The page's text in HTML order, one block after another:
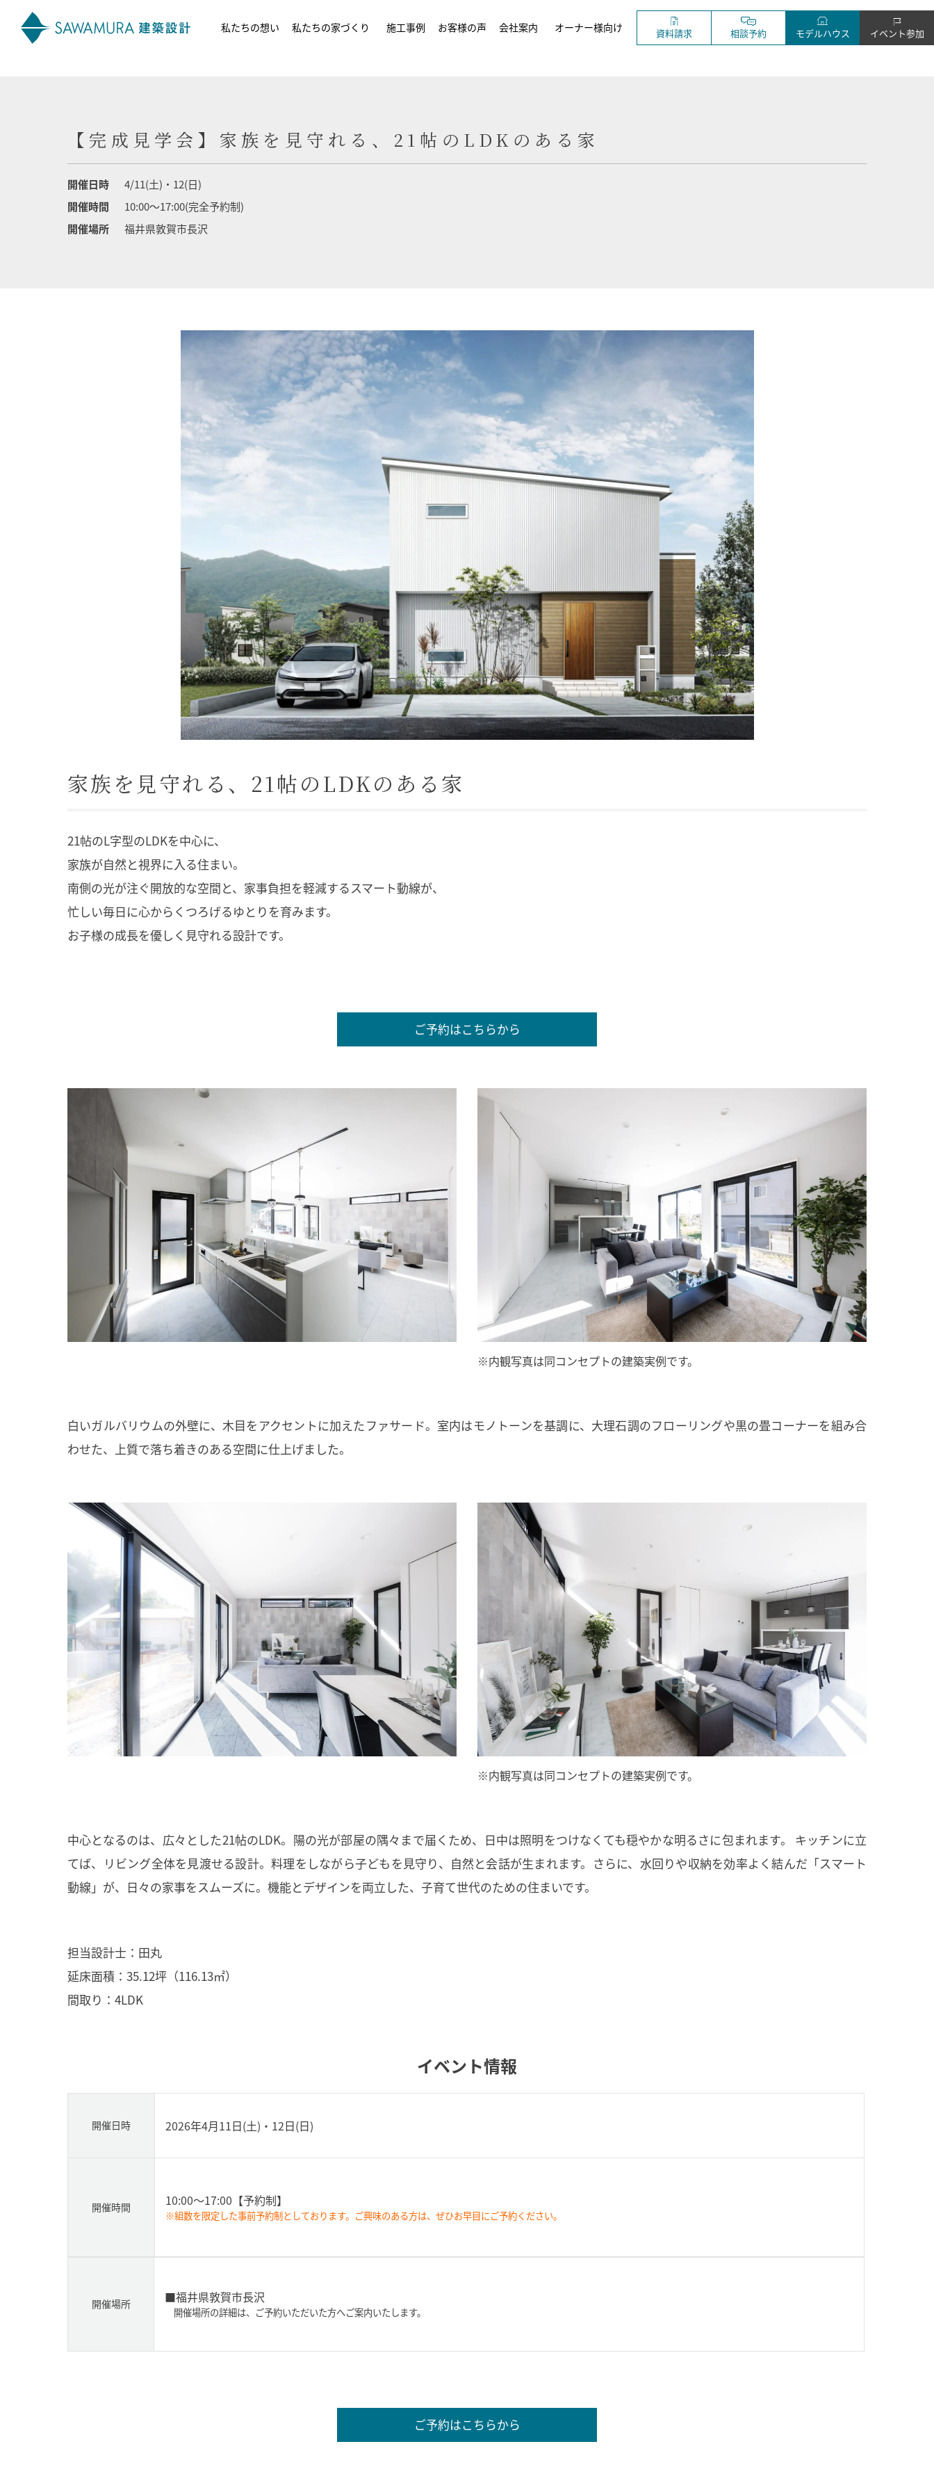
私たちの想い 私たちの家づくり 施工事例 お客様の声 会社案内 オーナー様向け 資料請求 相談予約 モデルハウス イベント参加
【完成見学会】家族を見守れる、21帖のLDKのある家
開催日時
4/11(土)・12(日)
開催時間
10:00～17:00(完全予約制)
開催場所
福井県敦賀市長沢
家族を見守れる、21帖のLDKのある家
21帖のL字型のLDKを中心に、
家族が自然と視界に入る住まい。
南側の光が注ぐ開放的な空間と、家事負担を軽減するスマート動線が、
忙しい毎日に心からくつろげるゆとりを育みます。
お子様の成長を優しく見守れる設計です。
ご予約はこちらから
※内観写真は同コンセプトの建築実例です。
白いガルバリウムの外壁に、木目をアクセントに加えたファサード。室内はモノトーンを基調に、大理石調のフローリングや黒の畳コーナーを組み合
わせた、上質で落ち着きのある空間に仕上げました。
※内観写真は同コンセプトの建築実例です。
中心となるのは、広々とした21帖のLDK。陽の光が部屋の隅々まで届くため、日中は照明をつけなくても穏やかな明るさに包まれます。 キッチンに立
てば、リビング全体を見渡せる設計。料理をしながら子どもを見守り、自然と会話が生まれます。さらに、水回りや収納を効率よく結んだ「スマート
動線」が、日々の家事をスムーズに。機能とデザインを両立した、子育て世代のための住まいです。
担当設計士：田丸
延床面積：35.12坪（116.13㎡）
間取り：4LDK
イベント情報
開催日時 2026年4月11日(土)・12日(日)
開催時間 10:00～17:00 【予約制】
※組数を限定した事前予約制としております。ご興味のある方は、ぜひお早目にご予約ください。
開催場所 ■福井県敦賀市長沢
開催場所の詳細は、ご予約いただいた方へご案内いたします。
ご予約はこちらから